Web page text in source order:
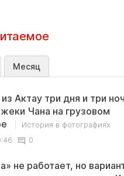
Месяц
Актау три дня и три
Чана на грузовом
История в фотографиях
0
не работает, но